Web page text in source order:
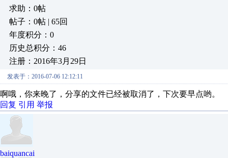
求助：0帖
帖子：0帖 | 65回
年度积分：0
历史总积分：46
注册：2016年3月29日
发表于：2016-07-06 12:12:11
啊哦，你来晚了，分享的文件已经被取消了，下次要早点哟。
回复 引用 举报
baiquancai